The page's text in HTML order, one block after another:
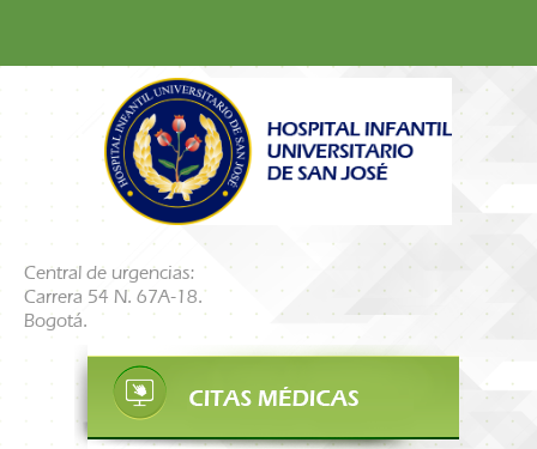
Central de urgencias:
Carrera 54 N. 67A-18.
Bogotá.